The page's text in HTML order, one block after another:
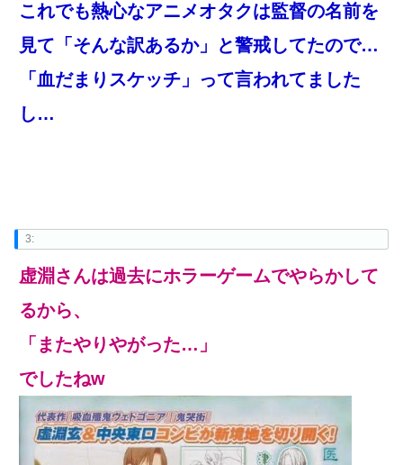
これでも熱心なアニメオタクは監督の名前を
見て「そんな訳あるか」と警戒してたので…
「血だまりスケッチ」って言われてました
し…
3:
虚淵さんは過去にホラーゲームでやらかして
るから、
「またやりやがった…」
でしたねw